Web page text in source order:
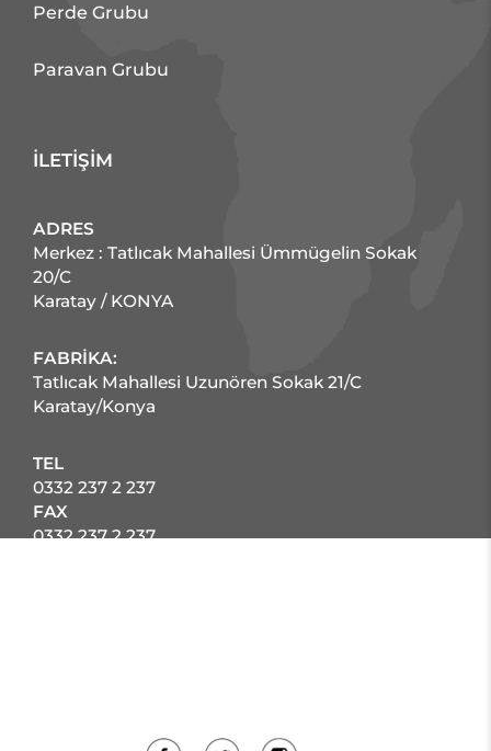
Perde Grubu
Paravan Grubu
İLETİŞİM
ADRES
Merkez : Tatlıcak Mahallesi Ümmügelin Sokak
20/C
Karatay / KONYA
FABRİKA:
Tatlıcak Mahallesi Uzunören Sokak 21/C
Karatay/Konya
TEL
0332 237 2 237
FAX
0332 237 2 237